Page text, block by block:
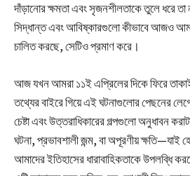
দাঁড়ানোর ক্ষমতা এবং সৃজনশীলতাকে তুলে ধরে
সিদ্ধান্ত এবং আবিষ্কারগুলো কীভাবে আজও
চালিত করছে, সেটিও প্রমাণ করে।
আজ যখন আমরা ১১ই এপ্রিলের দিকে ফিরে
তথ্যের বাইরে গিয়ে এই ঘটনাগুলোর পেছনের
চেষ্টা এবং উত্তরাধিকারের গল্পগুলো অনুধাবন
ঘটনা, প্রভাবশালী জন্ম, বা অপূরণীয় ক্ষতি—যাই
আমাদের ইতিহাসের ধারাবাহিকতাকে উপলব্ধি